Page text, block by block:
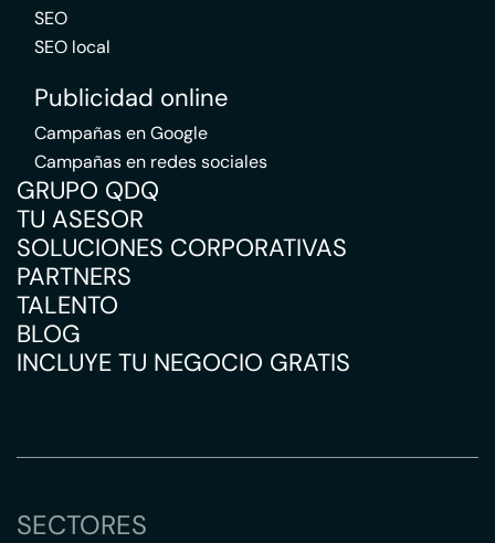
SEO
SEO local
Publicidad online
Campañas en Google
Campañas en redes sociales
GRUPO QDQ
TU ASESOR
SOLUCIONES CORPORATIVAS
PARTNERS
TALENTO
BLOG
INCLUYE TU NEGOCIO GRATIS
SECTORES